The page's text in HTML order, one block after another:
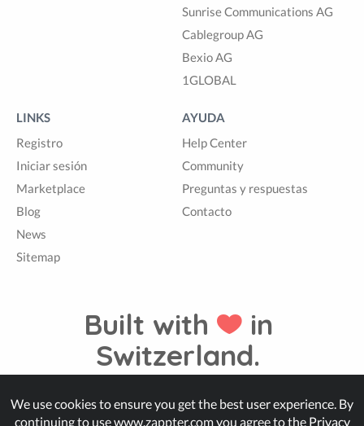
Sunrise Communications AG
Cablegroup AG
Bexio AG
1GLOBAL
LINKS
Registro
Iniciar sesión
Marketplace
Blog
News
Sitemap
AYUDA
Help Center
Community
Preguntas y respuestas
Contacto
Built with
in
Switzerland.
© Zappter
We use cookies to ensure you get the best user experience. By
continuing to use www.zappter.com you agree to the Privacy